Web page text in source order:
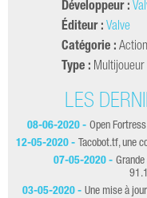
Développeur :
Éditeur : Valve
Catégorie : Action
Type : Multijoueur
LES
08-06-2020 - Open
12-05-2020 - Tacobot.tf, une
07-05-2020 -
03-05-2020 - Une mise à